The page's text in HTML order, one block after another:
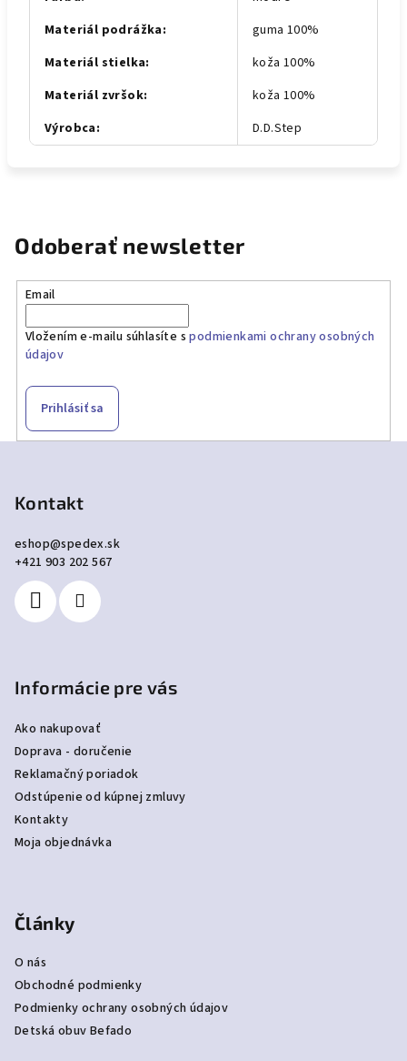
Materiál podrážka:
guma 100%
Materiál stielka:
koža 100%
Materiál zvršok:
koža 100%
Výrobca: D.D.Step
Odoberať newsletter
Email
Vložením e-mailu súhlasíte spodmienkami ochrany osobných
údajov
Prihlásiť sa
Kontakt
eshop@spedex.sk
+421 903 202 567
Informácie pre vás
Ako nakupovať
Doprava - doručenie
Reklamačný poriadok
Odstúpenie od kúpnej zmluvy
Kontakty
Moja objednávka
Články
O nás
Obchodné podmienky
Podmienky ochrany osobných údajov
Detská obuv Befado